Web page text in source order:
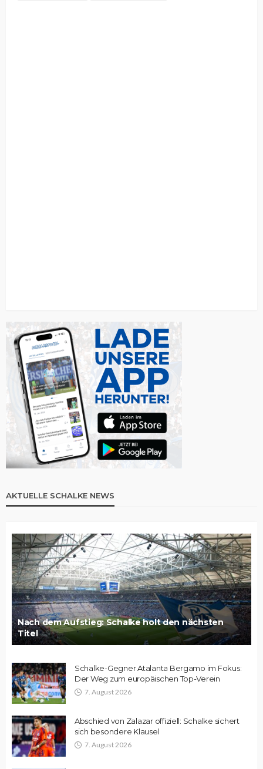
AKTUELLE SCHALKE NEWS
Nach dem Aufstieg: Schalke holt den nächsten
Titel
Schalke-Gegner Atalanta Bergamo im Fokus:
Der Weg zum europäischen Top-Verein
7. August 2026
Abschied von Zalazar offiziell: Schalke sichert
sich besondere Klausel
7. August 2026